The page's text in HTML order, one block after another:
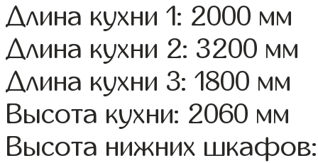
Длина кухни 1: 2000 мм
Длина кухни 2: 3200 мм
Длина кухни 3: 1800 мм
Высота кухни: 2060 мм
Высота нижних